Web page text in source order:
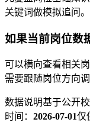
关键词做模拟追问。
如果当前岗位数
可以横向查看相关
需要跟随岗位方向调
数据说明基于公开
时间： 2026-07-01仅